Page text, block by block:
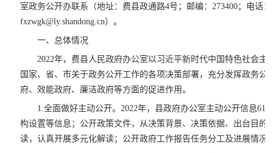
室政务公开办联系（地址：费县政通路4号；邮编：273400；电话
fxzwgk@ly.shandong.cn）。
一、总体情况
2022年，费县人民政府办公室以习近平新时代中国特色社会主
国家、省、市关于政务公开工作的各项决策部署，充分发挥政务公
府、效能政府、廉洁政府等方面的促进作用。
1.全面做好主动公开。2022年，县政府办公室主动公开信息
构设置等信息；公开政策文件，从决策背景、决策依据、出台目的
读，认真开展多元化解读；公开政府工作报告任务分工及进展情况